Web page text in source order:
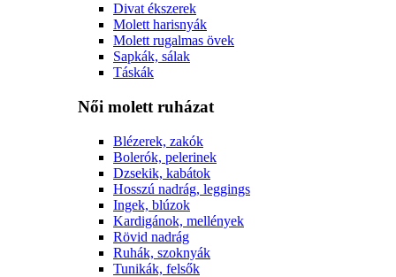
Divat ékszerek
Molett harisnyák
Molett rugalmas övek
Sapkák, sálak
Táskák
Női molett ruházat
Blézerek, zakók
Bolerók, pelerinek
Dzsekik, kabátok
Hosszú nadrág, leggings
Ingek, blúzok
Kardigánok, mellények
Rövid nadrág
Ruhák, szoknyák
Tunikák, felsők